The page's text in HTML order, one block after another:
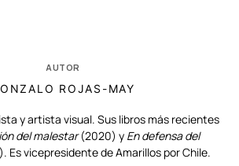
AUTOR
ROJAS-MAY
y artista visual. Sus libros más recientes
del malestar(2020) y En defensa del
Es vicepresidente de Amarillos por Chile.